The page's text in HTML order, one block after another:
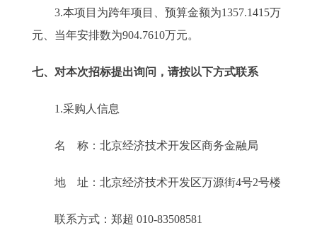
3.本项目为跨年项目、预算金额为1357.1415万
元、当年安排数为904.7610万元。
七、对本次招标提出询问，请按以下方式联系
1.采购人信息
名 称：北京经济技术开发区商务金融局
地 址：北京经济技术开发区万源街4号2号楼
联系方式：郑超 010-83508581